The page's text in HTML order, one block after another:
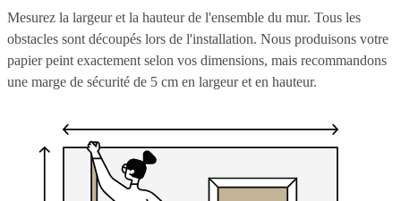
Mesurez la largeur et la hauteur de l'ensemble du mur. Tous les
obstacles sont découpés lors de l'installation. Nous produisons votre
papier peint exactement selon vos dimensions, mais recommandons
une marge de sécurité de 5 cm en largeur et en hauteur.